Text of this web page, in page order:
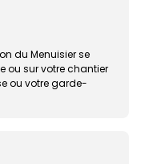
du Menuisier se
ou sur votre chantier
ou votre garde-